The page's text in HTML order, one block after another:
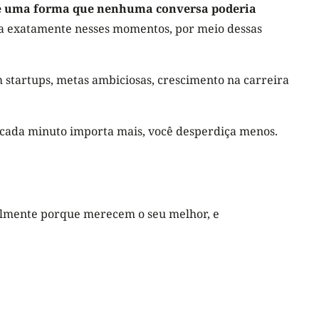
uma forma que nenhuma conversa poderia
nesses momentos, por meio dessas
startups, metas ambiciosas, crescimento na carreira
minuto importa mais, você desperdiça menos.
porque merecem o seu melhor, e